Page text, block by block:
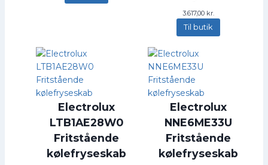
3.617,00 kr.
Til butik
Electrolux
LTB1AE28W0
Fritstående
kølefryseskab
Electrolux
NNE6ME33U
Fritstående
kølefryseskab